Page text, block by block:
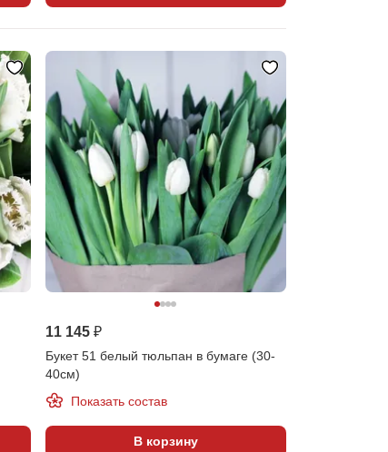
11 145 ₽
Букет 51 белый тюльпан в бумаге (30-
40см)
Показать состав
В корзину